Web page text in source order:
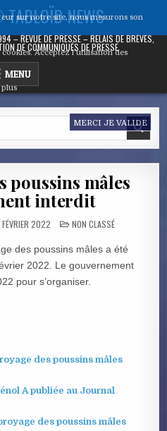
NEWS
– REVUE DE PRESSE – RELAIS DE BRÈVES,
DE COMMUNIQUÉS DE PRESSE
MENU
poussins mâles
interdit
2022 POSTED
IN
NON CLASSÉ
des poussins mâles a été
2022. Le gouvernement
pour s’organiser.
des poussins mâles
A publiée au Journal
des poussins mâles
sur notre site, nous mesurons son
Acceptez l’utilisation des
plus
MERCI JE VALIDE